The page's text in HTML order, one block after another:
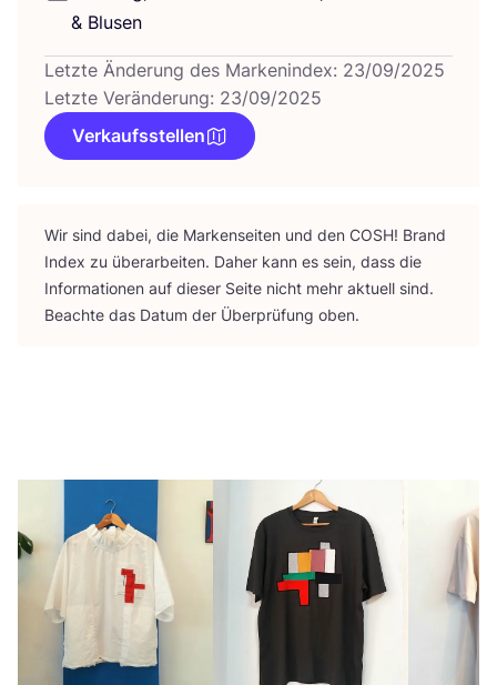
& Blusen
Letzte Änderung des Markenindex: 23/09/2025
Letzte Veränderung: 23/09/2025
Verkaufsstellen
Wir sind dabei, die Mar­ken­sei­ten und den COSH! Brand
Index zu über­ar­bei­ten. Daher kann es sein, dass die
Infor­ma­tio­nen auf die­ser Sei­te nicht mehr aktu­ell sind.
Beach­te das Datum der Über­prü­fung oben.